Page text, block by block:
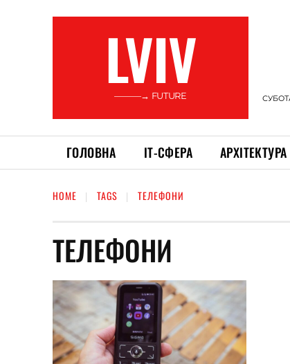
LVIV
———→ FUTURE
ГОЛОВНА ІТ-СФЕРА АРХІТЕКТУРА
HOME TAGS ТЕЛЕФОНИ
ТЕЛЕФОНИ